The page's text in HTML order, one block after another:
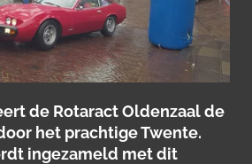
de Rotaract Oldenzaal de
het prachtige Twente.
ingezameld met dit